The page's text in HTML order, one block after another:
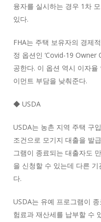
융자를 실시하는 경우 1차
있다.
FHA는 주택 보유자의 경제
정 옵션인 ‘Covid-19
공한다. 이 옵션 역시 이자
이먼트 부담을 낮춰준다.
◆ USDA
USDA는 농촌 지역 주택 구
조건으로 모기지 대출을 발
그램이 종료되는 대출자도
을 신청할 수 있는데 다른
다.
USDA는 유예 프로그램이
험료과 재산세를 납부할 수